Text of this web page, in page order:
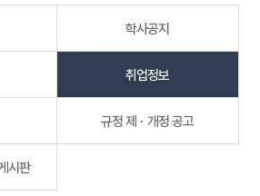
학사공지
취업정보
규정 제ㆍ개정 공고
시판